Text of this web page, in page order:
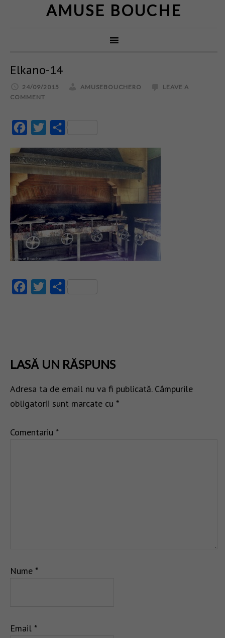
AMUSE BOUCHE
Elkano-14
24/09/2015 AMUSEBOUCHERO
LEAVE A
COMMENT
FacebookTwitter
FacebookTwitter
LASĂ UN RĂSPUNS
Adresa ta de email nu va fi publicată. Câmpurile
obligatorii sunt marcate cu *
Comentariu *
Nume *
Email *